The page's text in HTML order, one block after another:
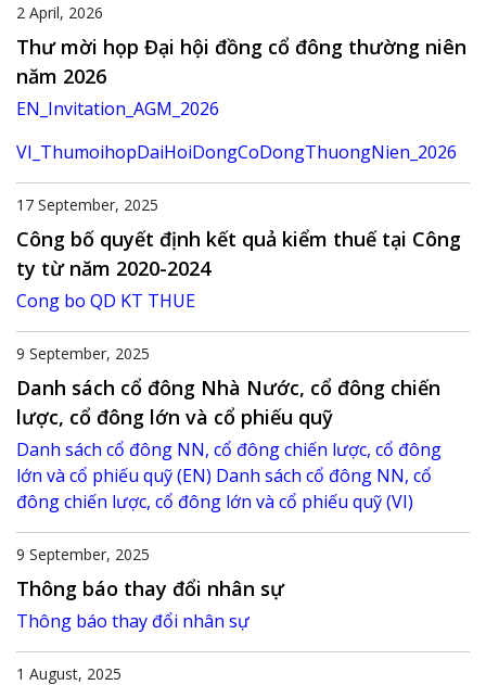
2 April, 2026
Thư mời họp Đại hội đồng cổ đông thường niên
năm 2026
EN_Invitation_AGM_2026
VI_ThumoihopDaiHoiDongCoDongThuongNien_2026
17 September, 2025
Công bố quyết định kết quả kiểm thuế tại Công
ty từ năm 2020-2024
Cong bo QD KT THUE
9 September, 2025
Danh sách cổ đông Nhà Nước, cổ đông chiến
lược, cổ đông lớn và cổ phiếu quỹ
Danh sách cổ đông NN, cổ đông chiến lược, cổ đông
lớn và cổ phiếu quỹ (EN) Danh sách cổ đông NN, cổ
đông chiến lược, cổ đông lớn và cổ phiếu quỹ (VI)
9 September, 2025
Thông báo thay đổi nhân sự
Thông báo thay đổi nhân sự
1 August, 2025